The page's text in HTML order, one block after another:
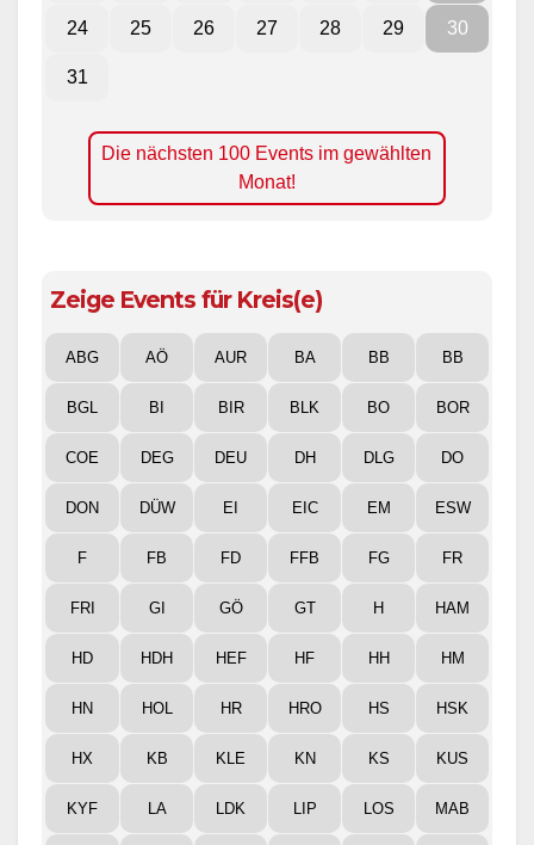
24 25 26 27 28 29 30
31
Die nächsten 100 Events im gewählten
Monat!
Zeige Events für Kreis(e)
ABG AÖ AUR BA BB BB
BGL BI BIR BLK BO BOR
COE DEG DEU DH DLG DO
DON DÜW EI EIC EM ESW
F FB FD FFB FG FR
FRI GI GÖ GT H HAM
HD HDH HEF HF HH HM
HN HOL HR HRO HS HSK
HX KB KLE KN KS KUS
KYF LA LDK LIP LOS MAB